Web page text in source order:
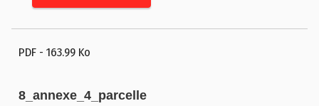
PDF - 163.99 Ko
8_annexe_4_parcelle